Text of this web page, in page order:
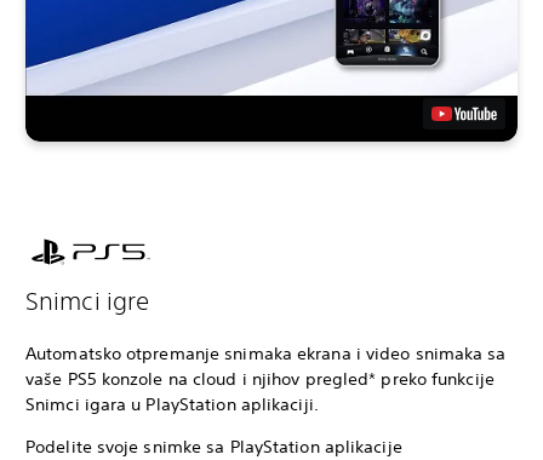
Snimci igre
Automatsko otpremanje snimaka ekrana i video snimaka sa
vaše PS5 konzole na cloud i njihov pregled* preko funkcije
Snimci igara u PlayStation aplikaciji.
Podelite svoje snimke sa PlayStation aplikacije